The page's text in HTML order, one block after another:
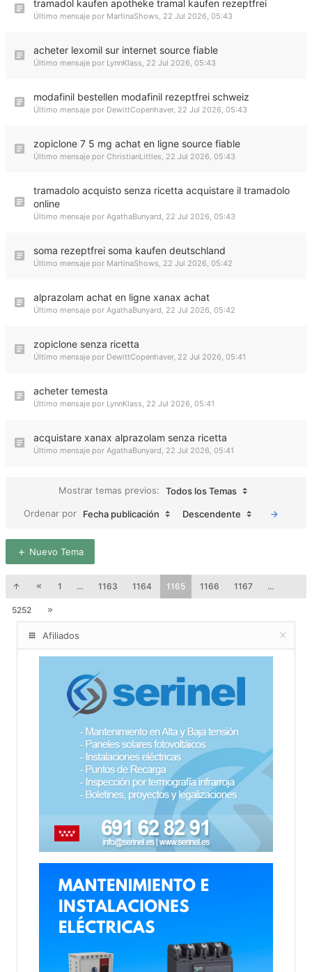
tramadol kaufen apotheke tramal kaufen rezeptfrei
Último mensaje por MartinaShows, 22 Jul 2026, 05:43
acheter lexomil sur internet source fiable
Último mensaje por LynnKlass, 22 Jul 2026, 05:43
modafinil bestellen modafinil rezeptfrei schweiz
Último mensaje por DewittCopenhaver, 22 Jul 2026, 05:43
zopiclone 7 5 mg achat en ligne source fiable
Último mensaje por ChristianLittles, 22 Jul 2026, 05:43
tramadolo acquisto senza ricetta acquistare il tramadolo
online
Último mensaje por AgathaBunyard, 22 Jul 2026, 05:43
soma rezeptfrei soma kaufen deutschland
Último mensaje por MartinaShows, 22 Jul 2026, 05:42
alprazolam achat en ligne xanax achat
Último mensaje por AgathaBunyard, 22 Jul 2026, 05:42
zopiclone senza ricetta
Último mensaje por DewittCopenhaver, 22 Jul 2026, 05:41
acheter temesta
Último mensaje por LynnKlass, 22 Jul 2026, 05:41
acquistare xanax alprazolam senza ricetta
Último mensaje por AgathaBunyard, 22 Jul 2026, 05:41
Mostrar temas previos:
Todos los Temas
Ordenar por
Fecha publicación Descendente
Nuevo Tema
1 … 1163 1164 1165 1166 1167 …
5252
Afiliados